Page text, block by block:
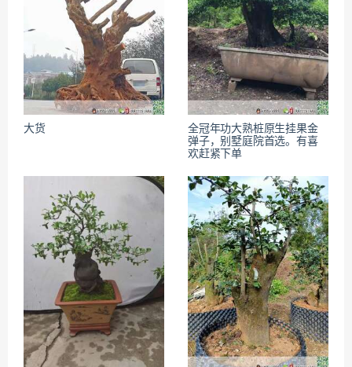
大货
全冠年功大熟桩原生挂果金
弹子，别墅庭院首选。有喜
欢赶紧下单